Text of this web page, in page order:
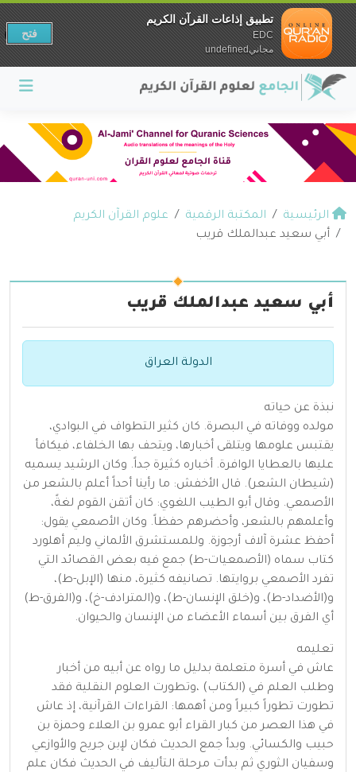
الرئيسية المكتبة الرقمية
علوم القرآن الكريم
أبي سعيد عبدالملك قريب
أبي سعيد عبدالملك قريب
الدولة العراق
نبذة عن حياته
مولده ووفاته في البصرة. كان كثير التطواف في البوادي،
يقتبس علومها ويتلقى أخبارها، ويتحف بها الخلفاء، فيكافأ
عليها بالعطايا الوافرة. أخباره كثيرة جداً. وكان الرشيد يسميه
(شيطان الشعر). قال الأخفش: ما رأينا أحداً أعلم بالشعر من
الأصمعي. وقال أبو الطيب اللغوي: كان أتقن القوم لغةً،
وأعلمهم بالشعر، وأحضرهم حفظاً. وكان الأصمعي يقول:
أحفظ عشرة آلاف أرجوزة. وللمستشرق الألماني وليم أهلورد
كتاب سماه (الأصمعيات-ط) جمع فيه بعض القصائد التي
تفرد الأصمعي بروايتها. تصانيفه كثيرة، منها (الإبل-ط)،
و(الأضداد-ط)، و(خلق الإنسان-ط)، و(المترادف-خ)، و(الفرق-ط)
أي الفرق بين أسماء الأعضاء من الإنسان والحيوان.
تعليمه
عاش في أسرة متعلمة بدليل ما رواه عن أبيه من أخبار
وطلب العلم في (الكتاب) ،وتطورت العلوم النقلية فقد
تطورت تطوراً كبيراً ومن أهمها: القراءات القرآنية، إذ عاش
في هذا العصر من كبار القراء أبو عمرو بن العلاء وحمزة بن
حبيب والكسائي. وبدأ جمع الحديث فكان لإبن جريح والأوازعي
وسفيان الثوري ثم بدأت مرحلة التأليف في الحديث فكان علم
تطبيق إذاعات القرآن الكريم
EDC
مجانيundefined
فتح